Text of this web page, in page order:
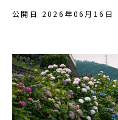
公開日 2026年06月16日